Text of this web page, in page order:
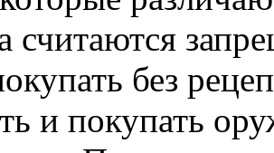
считаются
без
и покупать